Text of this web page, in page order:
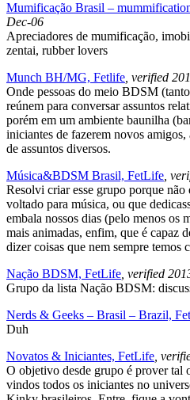
Mumificação Brasil –
Dec-06
Apreciadores de mumificação,
zentai, rubber lovers
Munch BH/MG, Fetlife , verified
Onde pessoas do meio BDSM
reúnem para conversar assuntos
porém em um ambiente baunilha
iniciantes de fazerem novos
de assuntos diversos.
Música&BDSM Brasil, FetLife ,
Resolvi criar esse grupo porque
voltado para música, ou que
embala nossos dias (pelo menos os
mais animadas, enfim, que é capaz
dizer coisas que nem sempre
Nação BDSM, FetLife , verified
Grupo da lista Nação BDSM:
Nerds & Geeks – Brasil – Brazil,
Duh
Novatos & Iniciantes, FetLife ,
O objetivo desde grupo é prover tal
vindos todos os iniciantes no